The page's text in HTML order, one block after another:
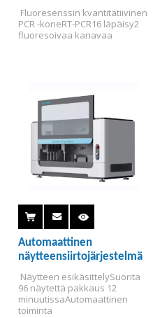
fluoresenssin
kvantitatiivinen PCR-kone
BTK-3D
Fluoresenssin kvantitatiivinen
PCR -koneRT-PCR16 läpäisy2
fluoresoivaa kanavaa
Automaattinen
näytteensiirtojärjestelmä
Näytteen esikäsittelySuorita
96 näytettä pakkaus 12
minuutissaAutomaattinen
toiminta